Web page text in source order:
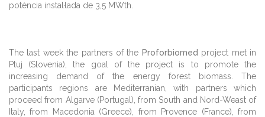
potència instal·lada de 3,5 MWth.
The last week the partners of the Proforbiomed project met in
Ptuj (Slovenia), the goal of the project is to promote the
increasing demand of the energy forest biomass. The
participants regions are Mediterranian, with partners which
proceed from Algarve (Portugal), from South and Nord-Weast of
Italy, from Macedonia (Greece), from Provence (France), from